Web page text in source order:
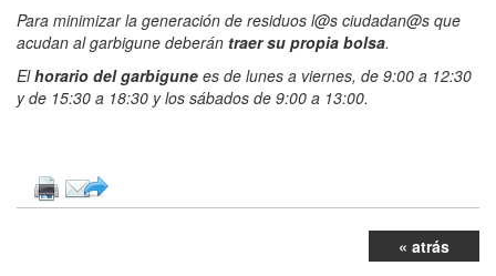
Para minimizar la generación de residuos l@s ciudadan@s que
acudan al garbigune deberán traer su propia bolsa.
Elhorario del garbigune es de lunes a viernes, de 9:00 a 12:30
y de 15:30 a 18:30 y los sábados de 9:00 a 13:00.
« atrás